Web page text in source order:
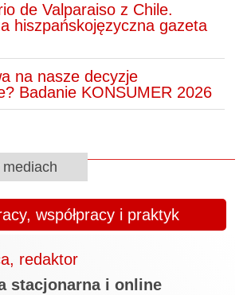
de Valparaiso z Chile.
hiszpańskojęzyczna gazeta
na nasze decyzje
Badanie KONSUMER 2026
współpracy i praktyk
redaktor
stacjonarna i online